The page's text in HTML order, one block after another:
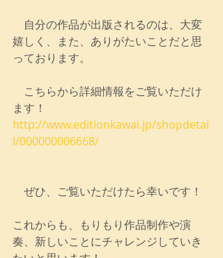
自分の作品が出版されるのは、大変
嬉しく、また、ありがたいことだと思
っております。
こちらから詳細情報をご覧いただけ
ます！
http://www.editionkawai.jp/shopdetai
l/000000006668/
ぜひ、ご覧いただけたら幸いです！
これからも、もりもり作品制作や演
奏、新しいことにチャレンジしていき